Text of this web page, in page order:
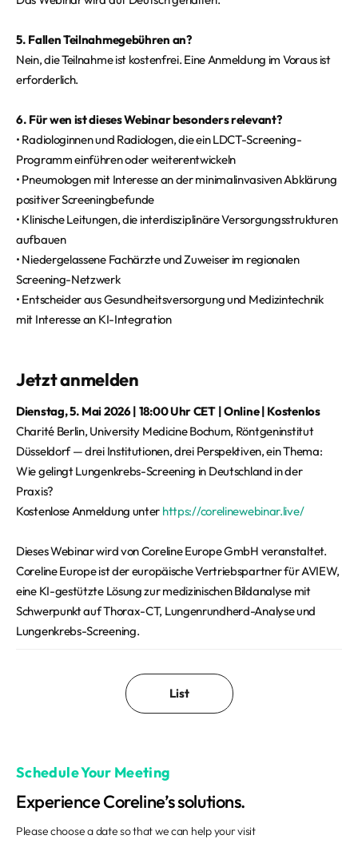
5. Fallen Teilnahmegebühren an?
Nein, die Teilnahme ist kostenfrei. Eine Anmeldung im Voraus ist
erforderlich.
6. Für wen ist dieses Webinar besonders relevant?
• Radiologinnen und Radiologen, die ein LDCT-Screening-
Programm einführen oder weiterentwickeln
• Pneumologen mit Interesse an der minimalinvasiven Abklärung
positiver Screeningbefunde
• Klinische Leitungen, die interdisziplinäre Versorgungsstrukturen
aufbauen
• Niedergelassene Fachärzte und Zuweiser im regionalen
Screening-Netzwerk
• Entscheider aus Gesundheitsversorgung und Medizintechnik
mit Interesse an KI-Integration
Jetzt anmelden
Dienstag, 5. Mai 2026 | 18:00 Uhr CET | Online | Kostenlos
Charité Berlin, University Medicine Bochum, Röntgeninstitut
Düsseldorf — drei Institutionen, drei Perspektiven, ein Thema:
Wie gelingt Lungenkrebs-Screening in Deutschland in der
Praxis?
Kostenlose Anmeldung unter https://corelinewebinar.live/
Dieses Webinar wird von Coreline Europe GmbH veranstaltet.
Coreline Europe ist der europäische Vertriebspartner für AVIEW,
eine KI-gestützte Lösung zur medizinischen Bildanalyse mit
Schwerpunkt auf Thorax-CT, Lungenrundherd-Analyse und
Lungenkrebs-Screening.
List
Schedule Your Meeting
Experience Coreline’s solutions.
Please choose a date so that we can help your visit